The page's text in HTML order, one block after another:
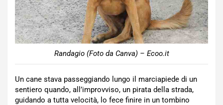
Randagio (Foto da Canva) – Ecoo.it
Un cane stava passeggiando lungo il marciapiede di un
sentiero quando, all’improvviso, un pirata della strada,
guidando a tutta velocità, lo fece finire in un tombino